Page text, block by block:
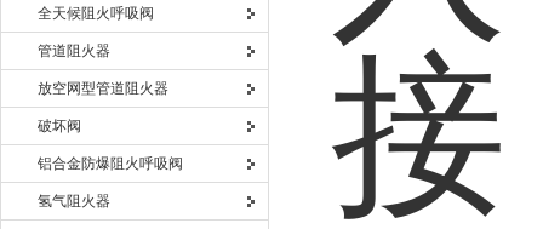
全天候阻火呼吸阀
管道阻火器
放空网型管道阻火器
破坏阀
铝合金防爆阻火呼吸阀
氢气阻火器